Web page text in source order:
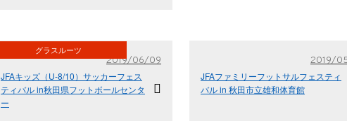
グラスルーツ
2019/06/09
JFAキッズ（U-8/10）サッカーフェス
ティバル in秋田県フットボールセンタ
ー
2019/
JFAファミリーフットサルフェスティ
バル in 秋田市立雄和体育館